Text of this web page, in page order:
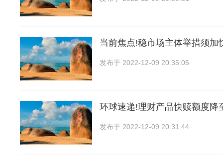
当前焦点!稳市场主体举措须加
发布于 2022-12-09 20:35:05
环球速递!理财产品快赎额度降
发布于 2022-12-09 20:31:44